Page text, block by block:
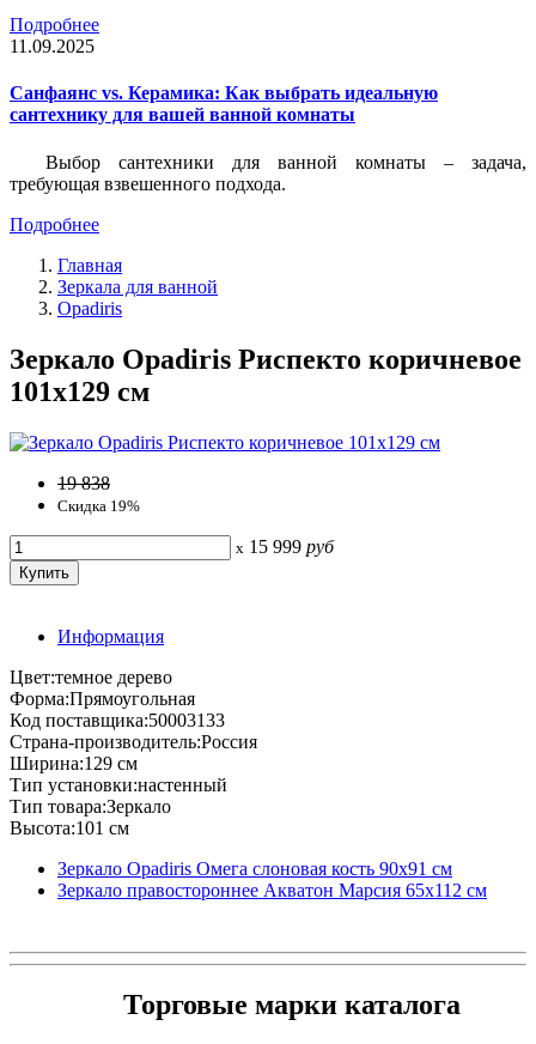
Подробнее
11.09.2025
Санфаянс vs. Керамика: Как выбрать идеальную
сантехнику для вашей ванной комнаты
Выбор сантехники для ванной комнаты – задача,
требующая взвешенного подхода.
Подробнее
Главная
Зеркала для ванной
Opadiris
Зеркало Opadiris Риспекто коричневое
101х129 см
19 838
Скидка 19%
x 15 999 руб
Информация
Цвет:темное дерево
Форма:Прямоугольная
Код поставщика:50003133
Страна-производитель:Россия
Ширина:129 см
Тип установки:настенный
Тип товара:Зеркало
Высота:101 см
Зеркало Opadiris Омега слоновая кость 90х91 см
Зеркало правостороннее Акватон Марсия 65х112 см
Торговые марки каталога